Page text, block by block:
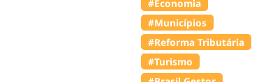
#Economia
#Municípios
#Reforma Tributária
#Turismo